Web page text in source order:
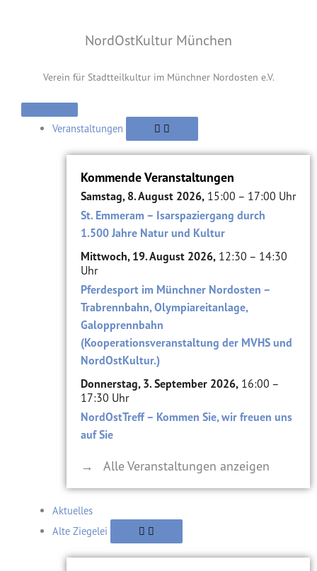
NordOstKultur München
Verein für Stadtteilkultur im Münchner Nordosten e.V.
Veranstaltungen
Kommende Veranstaltungen
Samstag, 8. August 2026,15:00 – 17:00 Uhr
St. Emmeram – Isarspaziergang durch
1.500 Jahre Natur und Kultur
Mittwoch, 19. August 2026,12:30 – 14:30
Uhr
Pferdesport im Münchner Nordosten –
Trabrennbahn, Olympiareitanlage,
Galopprennbahn
(Kooperationsveranstaltung der MVHS und
NordOstKultur.)
Donnerstag, 3. September 2026,16:00 –
17:30 Uhr
NordOstTreff – Kommen Sie, wir freuen uns
auf Sie
→ Alle Veranstaltungen anzeigen
Aktuelles
Alte Ziegelei